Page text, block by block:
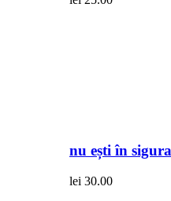
nu ești în
lei 30.00